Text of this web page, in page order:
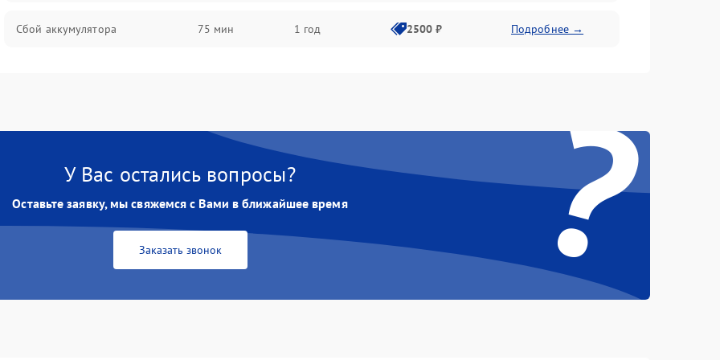
Сбой аккумулятора 75 мин 1 год 2500 ₽ Подробнее →
?
У Вас остались вопросы?
Оставьте заявку, мы свяжемся с Вами в ближайшее время
Заказать звонок